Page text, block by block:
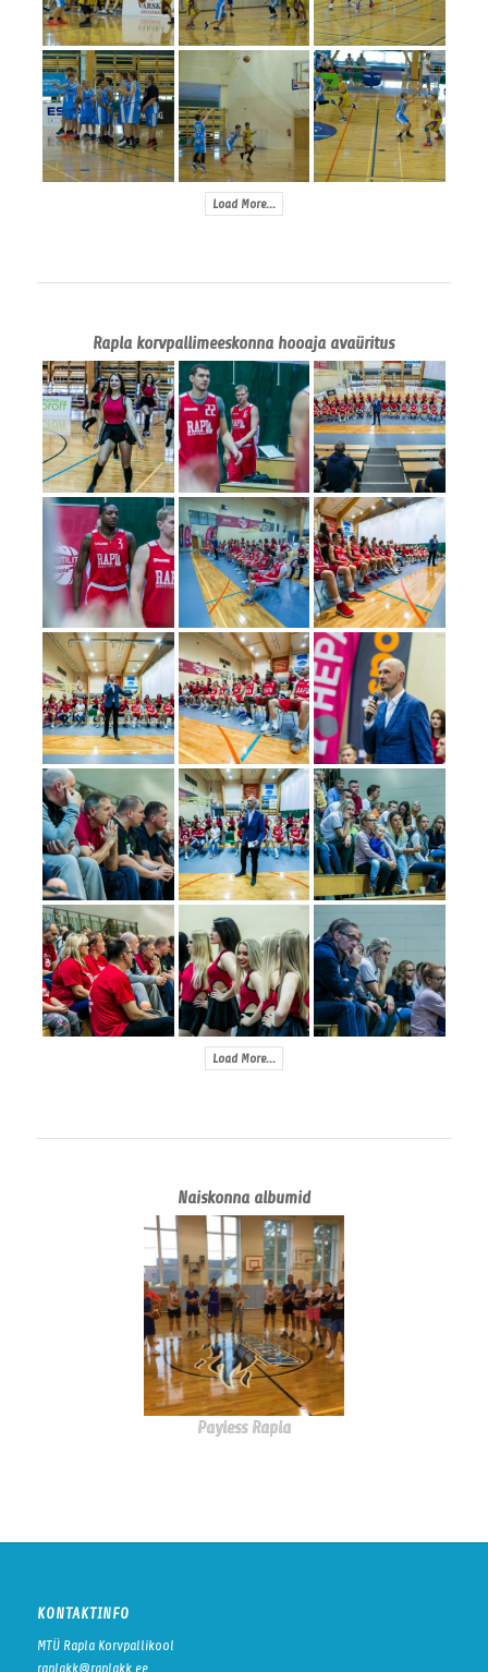
Load More...
Rapla korvpallimeeskonna hooaja avaüritus
Load More...
Naiskonna albumid
Payless Rapla
KONTAKTINFO
MTÜ Rapla Korvpallikool
raplakk@raplakk.ee